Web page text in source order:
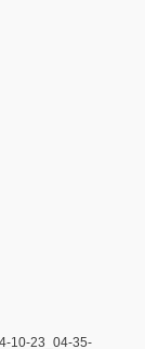
10-23_04-35-